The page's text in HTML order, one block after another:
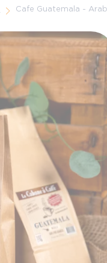
Cafe Guatemala -